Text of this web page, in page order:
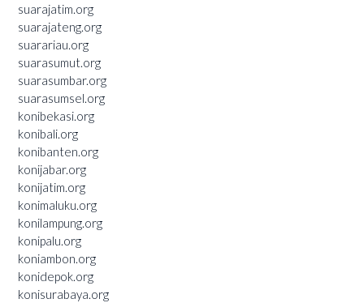
suarajatim.org
suarajateng.org
suarariau.org
suarasumut.org
suarasumbar.org
suarasumsel.org
konibekasi.org
konibali.org
konibanten.org
konijabar.org
konijatim.org
konimaluku.org
konilampung.org
konipalu.org
koniambon.org
konidepok.org
konisurabaya.org